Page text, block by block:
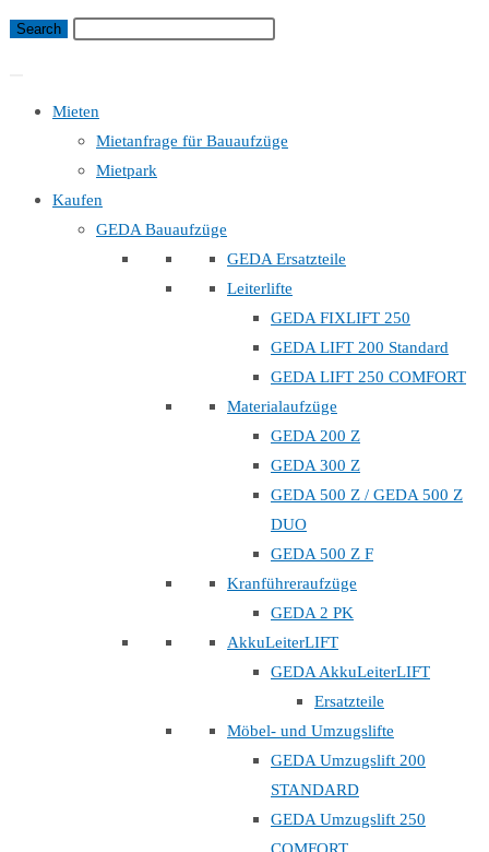
Mieten
Mietanfrage für Bauaufzüge
Mietpark
Kaufen
GEDA Bauaufzüge
GEDA Ersatzteile
Leiterlifte
GEDA FIXLIFT 250
GEDA LIFT 200 Standard
GEDA LIFT 250 COMFORT
Materialaufzüge
GEDA 200 Z
GEDA 300 Z
GEDA 500 Z / GEDA 500 Z
DUO
GEDA 500 Z F
Kranführeraufzüge
GEDA 2 PK
AkkuLeiterLIFT
GEDA AkkuLeiterLIFT
Ersatzteile
Möbel- und Umzugslifte
GEDA Umzugslift 200
STANDARD
GEDA Umzugslift 250